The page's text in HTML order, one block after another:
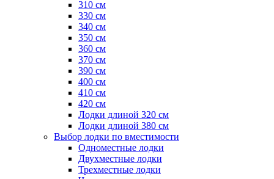
310 см
330 см
340 см
350 см
360 см
370 см
390 см
400 см
410 см
420 см
Лодки длиной 320 см
Лодки длиной 380 см
Выбор лодки по вместимости
Одноместные лодки
Двухместные лодки
Трехместные лодки